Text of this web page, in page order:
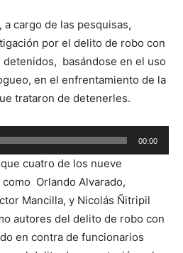
a cargo de las pesquisas,
por el delito de robo con
basándose en el uso
en el enfrentamiento de la
trataron de detenerles.
00:00
cuatro de los nueve
Orlando Alvarado,
Mancilla, y Nicolás Ñitripil
autores del delito de robo con
en contra de funcionarios